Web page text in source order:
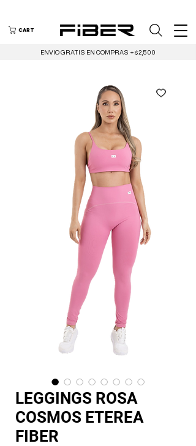
CART
ENVIO GRATIS EN COMPRAS +$2,500
LEGGINGS ROSA
COSMOS ETEREA
FIBER